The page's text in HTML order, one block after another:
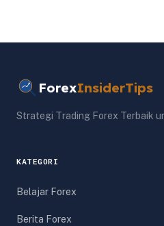
ForexInsiderTips
Strategi Trading Forex Terbaik
KATEGORI
Belajar Forex
Berita Forex